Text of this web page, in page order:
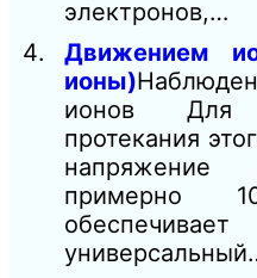
электронов,…
Движением
ионы)
ионов Для
протекания
напряжение
примерно